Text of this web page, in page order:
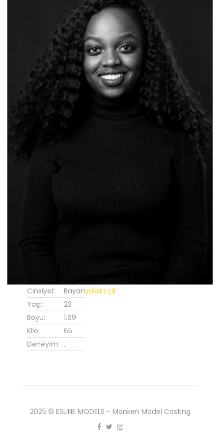
Cinsiyet:
Bayan
Yaşı:
23
Boyu:
1.69
Kilo:
65
Deneyim: .
yukarı çık
2025 © ESLINE MODELS - Manken Model Casting